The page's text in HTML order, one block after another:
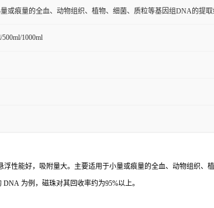
或痕量的全血、动物组织、植物、细菌、质粒等基因组DNA的提
500ml/1000ml
浮性能好，吸附量大。主要适用于小量或痕量的全血、动物组织
为例，磁珠对其回收率约为95%以上。